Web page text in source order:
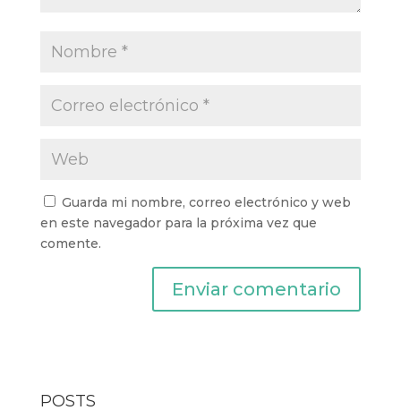
Guarda mi nombre, correo electrónico y web
en este navegador para la próxima vez que
comente.
POSTS